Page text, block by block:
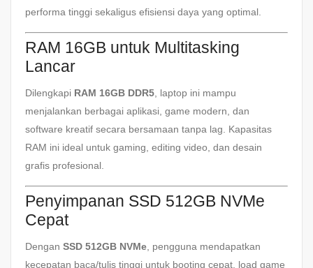
performa tinggi sekaligus efisiensi daya yang optimal.
RAM 16GB untuk Multitasking
Lancar
Dilengkapi RAM 16GB DDR5 , laptop ini mampu
menjalankan berbagai aplikasi, game modern, dan
software kreatif secara bersamaan tanpa lag. Kapasitas
RAM ini ideal untuk gaming, editing video, dan desain
grafis profesional.
Penyimpanan SSD 512GB NVMe
Cepat
Dengan SSD 512GB NVMe , pengguna mendapatkan
kecepatan baca/tulis tinggi untuk booting cepat, load game